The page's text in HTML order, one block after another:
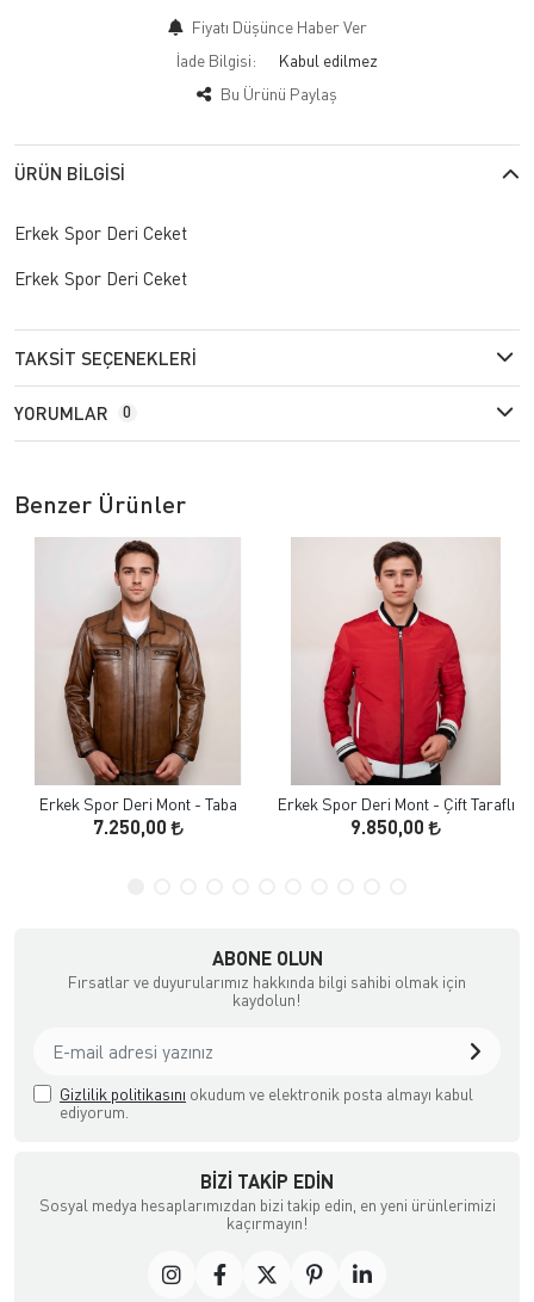
Fiyatı Düşünce Haber Ver
İade Bilgisi:
Bu Ürünü Paylaş
ÜRÜN BILGISI
Erkek Spor Deri Ceket
Erkek Spor Deri Ceket
TAKSIT SEÇENEKLERI
YORUMLAR 0
Benzer Ürünler
Erkek Spor Deri Mont - Taba
7.250,00
Erkek Spor Deri Mont - Çift Taraflı
9.850,00
ABONE OLUN
Fırsatlar ve duyurularımız hakkında bilgi sahibi olmak için
kaydolun!
Gizlilik politikasını okudum ve elektronik posta almayı kabul
ediyorum.
BIZI TAKIP EDIN
Sosyal medya hesaplarımızdan bizi takip edin, en yeni ürünlerimizi
kaçırmayın!